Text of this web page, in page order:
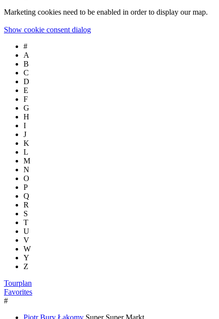
Marketing cookies need to be enabled in order to display our map.
Show cookie consent dialog
#
A
B
C
D
E
F
G
H
I
J
K
L
M
N
O
P
Q
R
S
T
U
V
W
Y
Z
Tourplan
Favorites
#
Piotr Bury Łakomy Super Super Markt